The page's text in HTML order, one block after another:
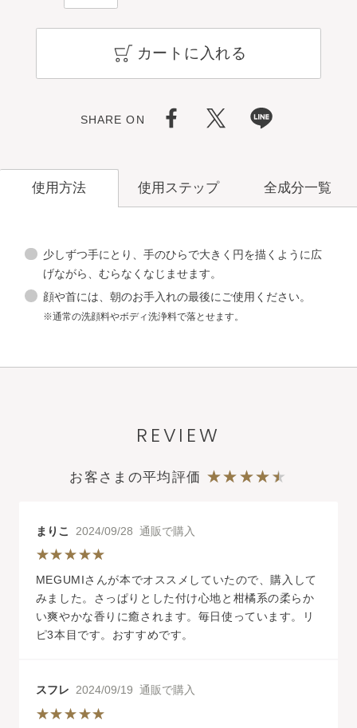
カートに入れる
SHARE ON
使用方法
少しずつ手にとり、手のひらで大きく円を描くように広
げながら、むらなくなじませます。
顔や首には、朝のお手入れの最後にご使用ください。
※通常の洗顔料やボディ洗浄料で落とせます。
使用ステップ
洗顔料
ェルα
全成分一覧
REVIEW
お客さまの平均評価
まりこ 2024/09/28 通販で購入
MEGUMIさんが本でオススメしていたので、購入して
みました。さっぱりとした付け心地と柑橘系の柔らか
い爽やかな香りに癒されます。毎日使っています。リ
ピ3本目です。おすすめです。
スフレ 2024/09/19 通販で購入